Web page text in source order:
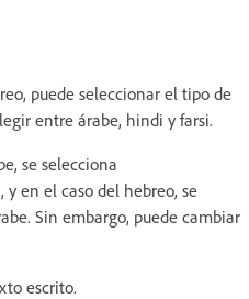
puede seleccionar el tipo de
entre árabe, hindi y farsi.
se selecciona
en el caso del hebreo, se
Sin embargo, puede cambiar
escrito.